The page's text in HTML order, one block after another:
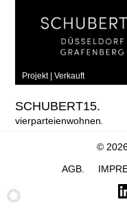
Projekt | Verkauft
SCHUBERT15.
vierparteienwohnen
pures grafenberg – vier-
ruhiger Seitenlage, in einem
sowie im fußläufigen Zugriff
steht
©
AGB